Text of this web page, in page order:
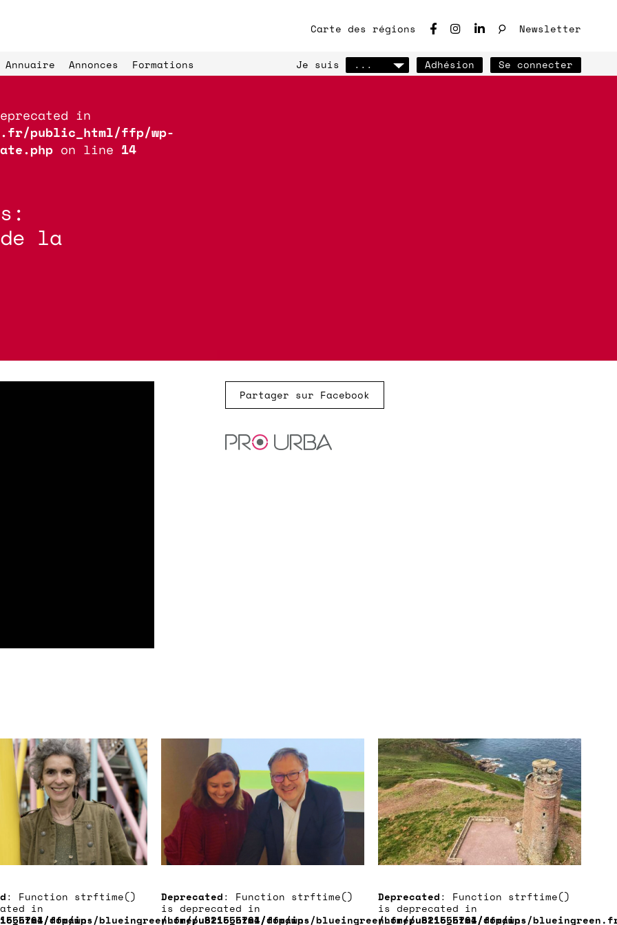
Carte des régions ♩ Newsletter
Annuaire Annonces Formations Je suis ... Adhésion Se connecter
in
public_html/ffp/wp-
on line 14
la
Partager sur Facebook
ffp/wp-
: Function strftime()
in
domains/blueingreen.fr/public_html/ffp/wp-
Deprecated: Function strftime()
is deprecated in
/home/u821555764/domains/blueingreen.fr/public_html/ffp/wp-
Deprecated: Function strftime()
is deprecated in
/home/u821555764/domains/